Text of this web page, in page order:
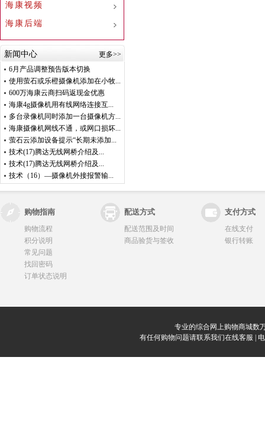
海康视频
海康后端
新闻中心
更多>>
6月产品调整预告版本切换
使用萤石或乐橙摄像机添加在小牧...
600万海康云商扫码返现金优惠
海康4g摄像机用有线网络连接互...
多台录像机同时添加一台摄像机方...
海康摄像机网线不通，或网口损坏...
萤石云添加设备提示“长期未添加...
技术(17)腾达无线网桥介绍及...
技术(17)腾达无线网桥介绍及...
技术（16）—摄像机外接报警输...
购物指南 配送方式 支付方式
购物流程
积分说明
常见问题
找回密码
订单状态说明
配送范围及时间
商品验货与签收
在线支付
银行转账
专业的综合网上购物商城数
有任何购物问题请联系我们在线客服 | 电